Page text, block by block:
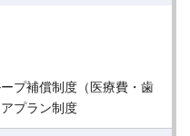
プ補償制度（医療費・歯
プラン制度